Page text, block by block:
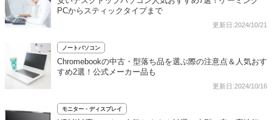
PCからスティックタイプまで
更新日:2024/10/21
ノートパソコン
Chromebookの中古・型落ち品を選ぶ際の注意点＆人気おす
すめ2選！公式メーカー品も
更新日:2024/10/16
モニター・ディスプレイ